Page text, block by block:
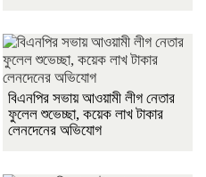
বিএনপির সভায় আওয়ামী লীগ নেতার
ফুলেল শুভেচ্ছা, কয়েক লাখ টাকার
লেনদেনের অভিযোগ